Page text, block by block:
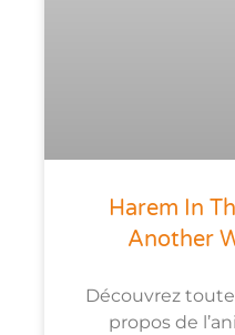
Harem In
Another
Découvrez
propos de